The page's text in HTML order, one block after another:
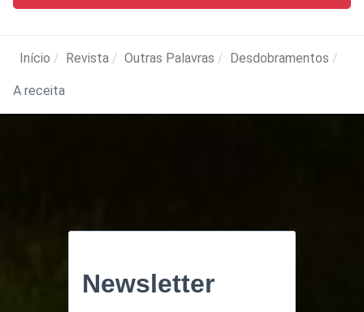
Início Revista Outras Palavras Desdobramentos
A receita